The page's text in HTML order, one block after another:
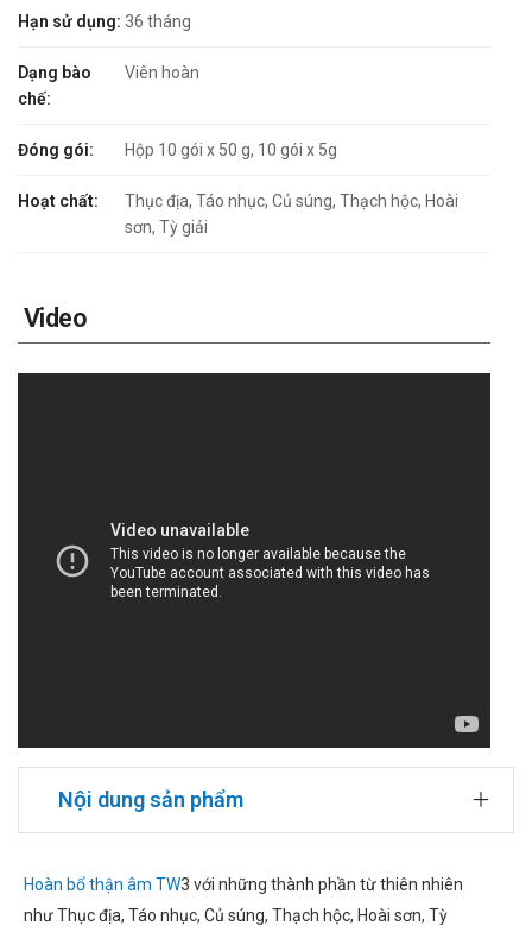
Hạn sử dụng: 36 tháng
Dạng bào
chế:
Viên hoàn
Đóng gói: Hộp 10 gói x 50 g, 10 gói x 5g
Hoạt chất:
Thục địa, Táo nhục, Củ súng, Thạch hộc, Hoài
sơn, Tỳ giải
Video
Nội dung sản phẩm
Hoàn bổ thận âm TW3 với những thành phần từ thiên nhiên
như Thục địa, Táo nhục, Củ súng, Thạch hộc, Hoài sơn, Tỳ